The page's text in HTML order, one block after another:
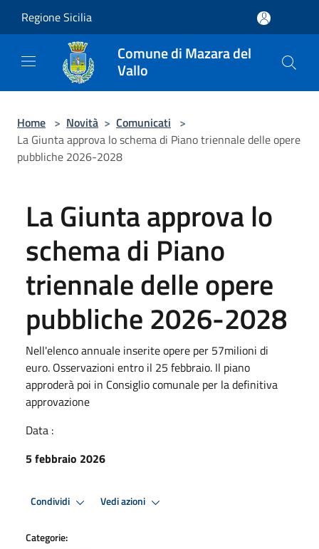
Regione Sicilia
Comune di Mazara del
Vallo
Home > Novità > Comunicati >
La Giunta approva lo schema di Piano triennale delle opere
pubbliche 2026-2028
La Giunta approva lo
schema di Piano
triennale delle opere
pubbliche 2026-2028
Nell'elenco annuale inserite opere per 57milioni di
euro. Osservazioni entro il 25 febbraio. Il piano
approderà poi in Consiglio comunale per la definitiva
approvazione
Data :
5 febbraio 2026
Condividi Vedi azioni
Categorie: